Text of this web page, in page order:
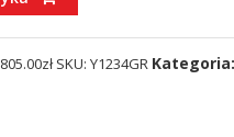
zł SKU: Y1234GR Kategoria: